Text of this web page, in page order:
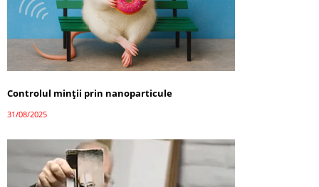
Controlul minții prin nanoparticule
31/08/2025